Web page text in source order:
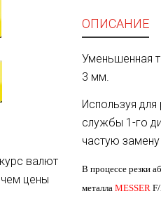
валют
чем цены
ОПИСАНИЕ
Уменьшенная
3 мм.
Используя
службы 1-го
частую
В процессе резки
металла MESSER